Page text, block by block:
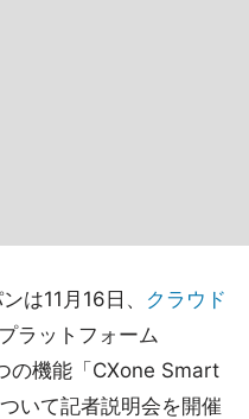
は11月16日、
クラウド
ラットフォーム
の機能「CXone Smart
いて記者説明会を開催